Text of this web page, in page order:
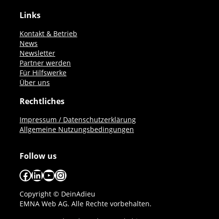
Links
Kontakt & Betrieb
News
Newsletter
Partner werden
Für Hilfswerke
Über uns
Rechtliches
Impressum / Datenschutzerklärung
Allgemeine Nutzungsbedingungen
Follow us
Facebook
LinkedIn
YouTube
Instagram
Copyright © DeinAdieu
EMNA Web AG. Alle Rechte vorbehalten.